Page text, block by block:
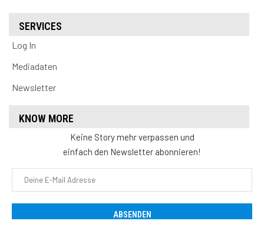
SERVICES
Log In
Mediadaten
Newsletter
KNOW MORE
Keine Story mehr verpassen und
einfach den Newsletter abonnieren!